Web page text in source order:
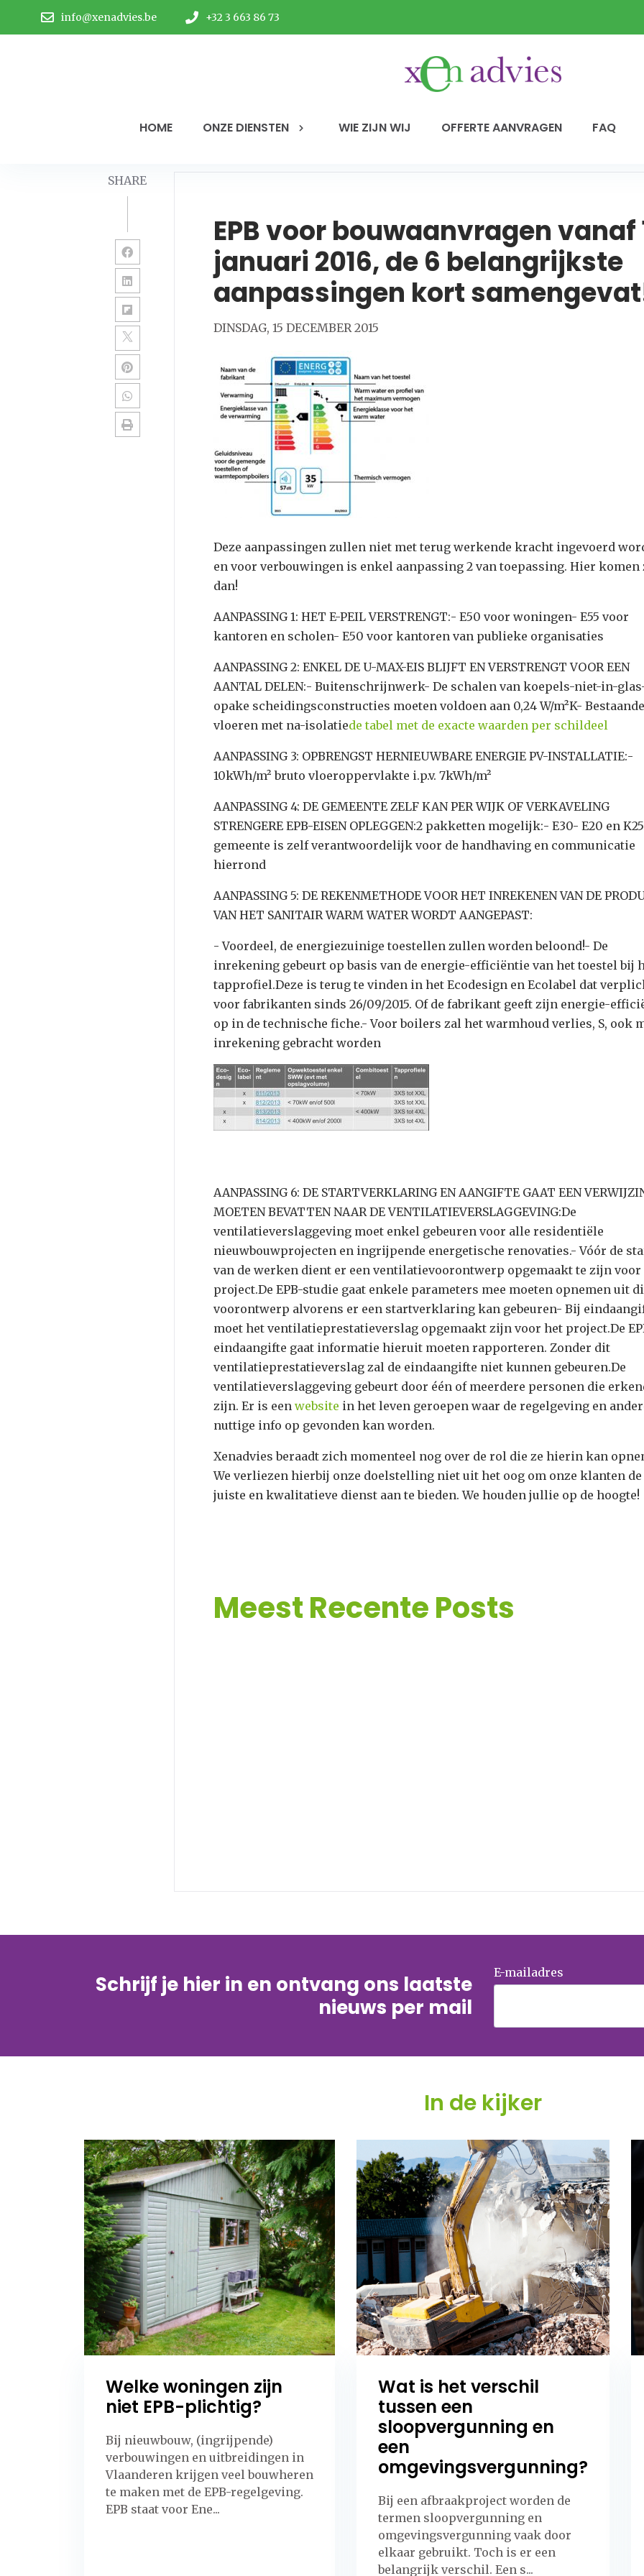
info@xenadvies.be +32 3 663 86 73
HOME ONZE DIENSTEN WIE ZIJN WIJ OFFERTE AANVRAGEN FAQ
SHARE
EPB voor bouwaanvragen vanaf
januari 2016, de 6 belangrijkste
aanpassingen kort
DINSDAG, 15 DECEMBER 2015
Deze aanpassingen zullen niet met terug werkende kracht ingevoerd
en voor verbouwingen is enkel aanpassing 2 van toepassing. Hier komen
dan!
AANPASSING 1: HET E-PEIL VERSTRENGT:- E50 voor woningen- E55 voor
kantoren en scholen- E50 voor kantoren van publieke organisaties
AANPASSING 2: ENKEL DE U-MAX-EIS BLIJFT EN VERSTRENGT VOOR EEN
AANTAL DELEN:- Buitenschrijnwerk- De schalen van koepels-niet-in-
opake scheidingsconstructies moeten voldoen aan 0,24 W/m²K- Bestaande
vloeren met na-isolatiede tabel met de exacte waarden per schildeel
AANPASSING 3: OPBRENGST HERNIEUWBARE ENERGIE PV-INSTALLATIE:-
10kWh/m² bruto vloeroppervlakte i.p.v. 7kWh/m²
AANPASSING 4: DE GEMEENTE ZELF KAN PER WIJK OF VERKAVELING
STRENGERE EPB-EISEN OPLEGGEN:2 pakketten mogelijk:- E30- E20 en
gemeente is zelf verantwoordelijk voor de handhaving en communicatie
hierrond
AANPASSING 5: DE REKENMETHODE VOOR HET INREKENEN VAN DE
VAN HET SANITAIR WARM WATER WORDT AANGEPAST:
- Voordeel, de energiezuinige toestellen zullen worden beloond!- De
inrekening gebeurt op basis van de energie-efficiëntie van het toestel bij
tapprofiel.Deze is terug te vinden in het Ecodesign en Ecolabel dat
voor fabrikanten sinds 26/09/2015. Of de fabrikant geeft zijn energie-
op in de technische fiche.- Voor boilers zal het warmhoud verlies, S, ook
inrekening gebracht worden
AANPASSING 6: DE STARTVERKLARING EN AANGIFTE GAAT EEN
MOETEN BEVATTEN NAAR DE VENTILATIEVERSLAGGEVING:De
ventilatieverslaggeving moet enkel gebeuren voor alle residentiële
nieuwbouwprojecten en ingrijpende energetische renovaties.- Vóór de
van de werken dient er een ventilatievoorontwerp opgemaakt te zijn voor
project.De EPB-studie gaat enkele parameters mee moeten opnemen uit
voorontwerp alvorens er een startverklaring kan gebeuren- Bij
moet het ventilatieprestatieverslag opgemaakt zijn voor het project.De
eindaangifte gaat informatie hieruit moeten rapporteren. Zonder dit
ventilatieprestatieverslag zal de eindaangifte niet kunnen gebeuren.De
ventilatieverslaggeving gebeurt door één of meerdere personen die
zijn. Er is een website in het leven geroepen waar de regelgeving en
nuttige info op gevonden kan worden.
Xenadvies beraadt zich momenteel nog over de rol die ze hierin kan
We verliezen hierbij onze doelstelling niet uit het oog om onze klanten de
juiste en kwalitatieve dienst aan te bieden. We houden jullie op de hoogte!
Meest Recente Posts
Schrijf je hier in en ontvang ons laatste
nieuws per mail
E-mailadres
In de kijker
Welke woningen zijn
niet EPB-plichtig?
Bij nieuwbouw, (ingrijpende)
verbouwingen en uitbreidingen in
Vlaanderen krijgen veel bouwheren
te maken met de EPB-regelgeving.
EPB staat voor Ene...
Wat is het verschil
tussen een
sloopvergunning en
een
omgevingsvergunning?
Bij een afbraakproject worden de
termen sloopvergunning en
omgevingsvergunning vaak door
elkaar gebruikt. Toch is er een
belangrijk verschil. Een s...